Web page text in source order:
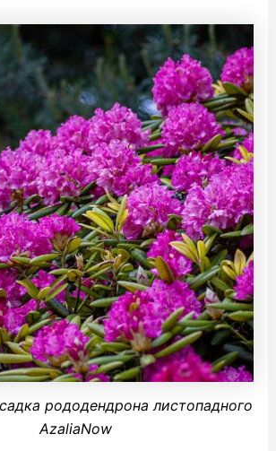
рододендрона листопадного
AzaliaNow